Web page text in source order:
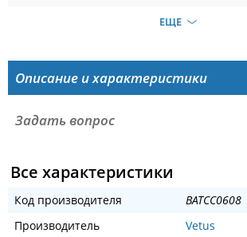
ЕЩЕ
Описание и характеристики
Задать вопрос
Все характеристики
Код производителя
BATCC0608
Производитель
Vetus